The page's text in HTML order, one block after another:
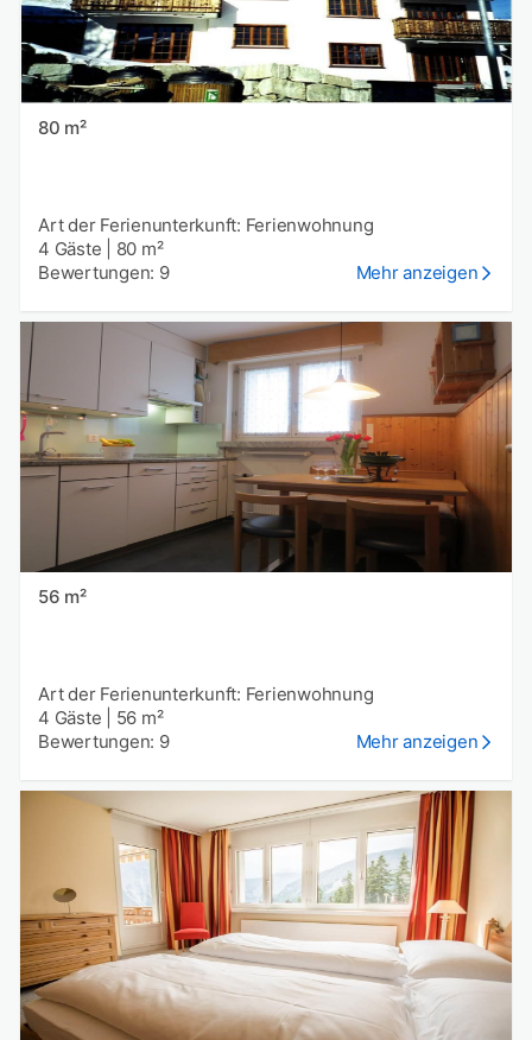
80 m²
Art der Ferienunterkunft: Ferienwohnung
4 Gäste
80 m²
Bewertungen: 9
Mehr anzeigen
56 m²
Art der Ferienunterkunft: Ferienwohnung
4 Gäste
56 m²
Bewertungen: 9
Mehr anzeigen